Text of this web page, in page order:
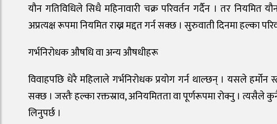
यौन गतिविधिले सिधै महिनावारी चक्र परिवर्तन गर्दैन । तर
अप्रत्यक्ष रूपमा नियमित राख्न मद्दत गर्न सक्छ । सुरुवाती दिनमा हल्का
गर्भनिरोधक औषधि वा अन्य औषधीहरू
विवाहपछि धेरै महिलाले गर्भनिरोधक प्रयोग गर्न थाल्छन् । यसले हर्मोन
सक्छ । जस्तैः हल्का रक्तस्राव, अनियमितता वा पूर्णरूपमा रोक्नु ।
लिनुपर्छ ।